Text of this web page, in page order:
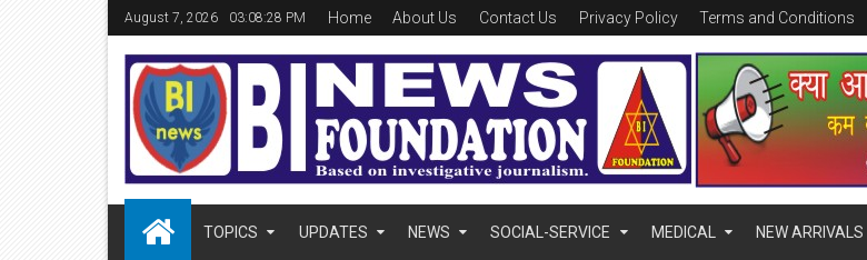
August 7, 2026 03:08:29 PM Home About Us Contact Us Privacy Policy Terms and Conditions
TOPICS UPDATES NEWS SOCIAL-SERVICE MEDICAL NEW ARRIVALS